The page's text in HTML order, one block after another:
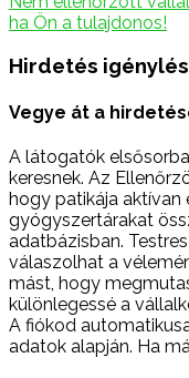
ha Ön a tulajdonos!
Hirdetés
Vegye át a
A látogatók
keresnek. Az
hogy patikája aktívan
gyógyszertárakat
adatbázisban.
válaszolhat a
mást, hogy
különlegessé a
A fiókod
adatok alapján. Ha